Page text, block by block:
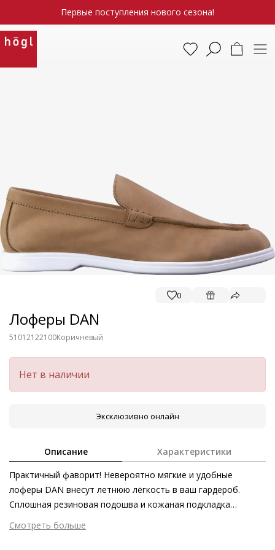
Первые поступления нового сезона!
0
Лоферы DAN
51012122100Коричневый
Нет в наличии
Эксклюзивно онлайн
Описание Характеристики
Практичный фаворит! Невероятно мягкие и удобные
лоферы DAN внесут летнюю лёгкость в ваш гардероб.
Сплошная резиновая подошва и кожаная подкладка
позаботятся о комфорте в течение всего дня. Велюровая
кожа мягко принимает форму стопы и превращает
Смотреть больше